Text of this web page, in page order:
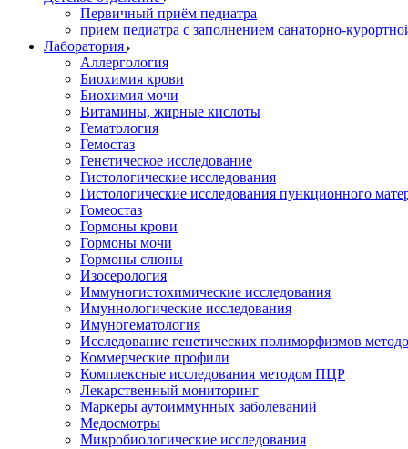
Первичный приём педиатра
прием педиатра с заполнением санаторно-
Лаборатория
Аллергология
Биохимия крови
Биохимия мочи
Витамины, жирные кислоты
Гематология
Гемостаз
Генетическое исследование
Гистологические исследования
Гистологические исследования пункционного
Гомеостаз
Гормоны крови
Гормоны мочи
Гормоны слюны
Изосерология
Иммуногистохимические исследования
Имуннологические исследования
Имуногематология
Исследование генетических полиморфизмов
Коммерческие профили
Комплексные исследования методом ПЦР
Лекарственный мониторинг
Маркеры аутоиммунных заболеваний
Медосмотры
Микробиологические исследования